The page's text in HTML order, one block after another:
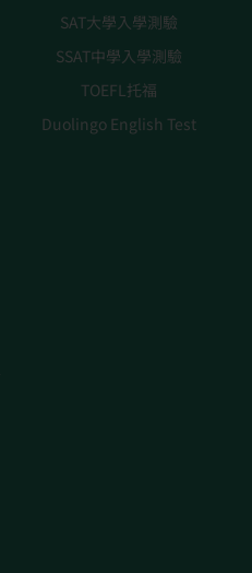
SAT大學入學測驗
SSAT中學入學測驗
TOEFL托福
Duolingo English Test